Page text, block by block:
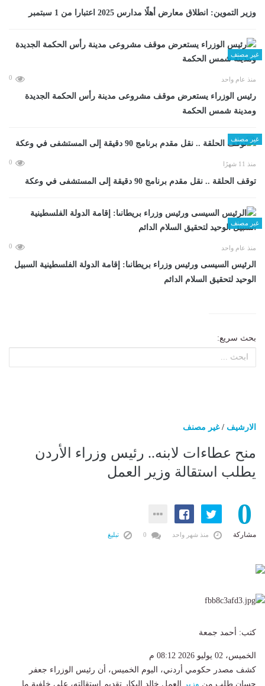
وزير التموين: انطلاق معارض أهلًا مدارس 2025 اعتبارا من 1 سبتمبر
غير مصنف
منذ عام واحد 0
رئيس الوزراء يستعرض موقف مشروعى مدينة رأس الحكمة الجديدة
ومدينة شمس الحكمة
غير مصنف
منذ 11 شهرًا 0
توقف الحلقة .. نقل مقدم برنامج 90 دقيقة إلى المستشفى في وعكة
غير مصنف
منذ عام واحد 0
الرئيس السيسى ورئيس وزراء بريطانىا: إقامة الدولة الفلسطينية السبيل
الوحيد لتحقيق السلام الدائم
بحث سريع:
الارشيف /غير مصنف
منح عطاءات لابنه.. رئيس وزراء الأردن
يطلب استقالة وزير العمل
0
مشاركة منذ شهر واحد تبليغ
كتب: أحمد جمعة
الخميس، 02 يوليو 2026 08:12 م
كشف مصدر حكومي أردني، اليوم الخميس، أن رئيس الوزراء جعفر
حسان طلب من وزير العمل خالد البكار تقديم استقالته، على خلفية ما